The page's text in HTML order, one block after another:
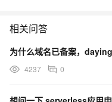
相关问答
4237 0